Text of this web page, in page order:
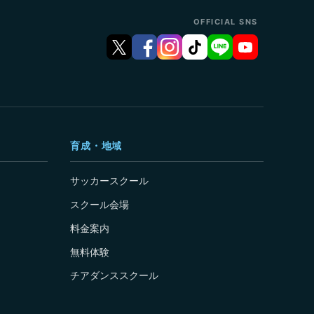
OFFICIAL SNS
育成・地域
サッカースクール
スクール会場
料金案内
無料体験
チアダンススクール